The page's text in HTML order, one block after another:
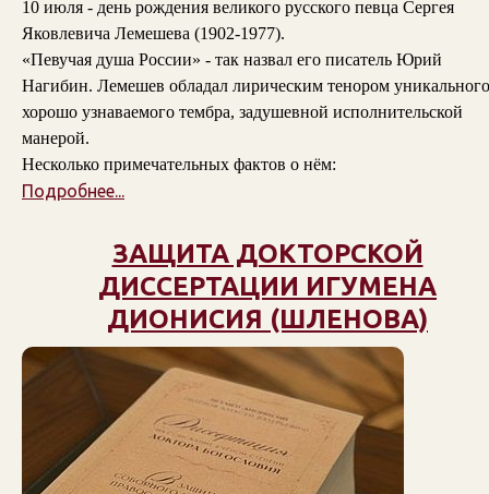
10 июля - день рождения великого русского певца Сергея
Яковлевича Лемешева (1902-1977).
«Певучая душа России» - так назвал его писатель Юрий
Нагибин. Лемешев обладал лирическим тенором
хорошо узнаваемого тембра, задушевной исполнительской
манерой.
Несколько примечательных фактов о нём:
Подробнее...
ЗАЩИТА ДОКТОРСКОЙ
ДИССЕРТАЦИИ ИГУМЕНА
ДИОНИСИЯ (ШЛЕНОВА)